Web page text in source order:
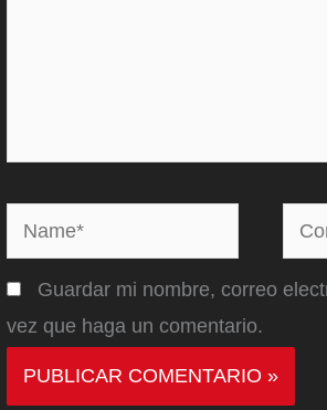
Name*
Guardar mi nombre, correo
vez que haga un comentario.